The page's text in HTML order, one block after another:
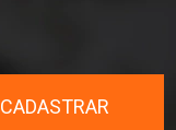
CADASTRAR